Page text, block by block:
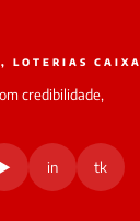
LOTERIAS CAIXA
credibilidade,
▶ in tk